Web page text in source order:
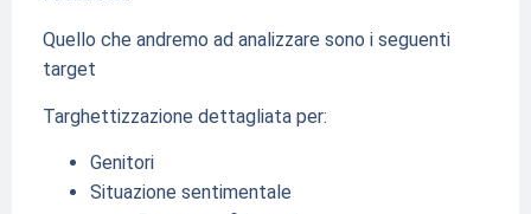
Quello che andremo ad analizzare sono i seguenti
target
Targhettizzazione dettagliata per:
Genitori
Situazione sentimentale